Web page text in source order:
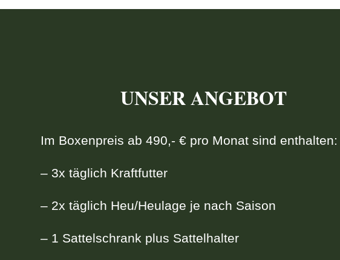
UNSER ANGEBOT
Im Boxenpreis ab 490,- € pro Monat sind enthalten:
– 3x täglich Kraftfutter
– 2x täglich Heu/Heulage je nach Saison
– 1 Sattelschrank plus Sattelhalter